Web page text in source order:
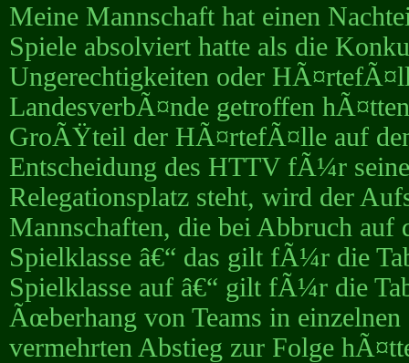
Meine Mannschaft hat einen
Spiele absolviert hatte als die
Ungerechtigkeiten oder
LandesverbÃ¤nde getroffen
GroÃŸteil der HÃ¤rtefÃ¤lle auf
Entscheidung des HTTV fÃ¼r
Relegationsplatz steht, wird der
Mannschaften, die bei Abbruch auf
Spielklasse â€“ das gilt fÃ¼r die
Spielklasse auf â€“ gilt fÃ¼r die
Ãœberhang von Teams in
vermehrten Abstieg zur Folge